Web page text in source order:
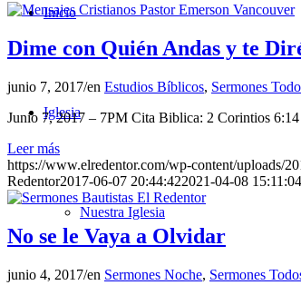
Inicio
Iglesia
Nuestra Iglesia
Dime con Quién Andas y te
junio 7, 2017/en Estudios Bíblicos, Sermones
Junio 7, 2017 – 7PM Cita Biblica: 2 Corintios
Leer más
https://www.elredentor.com/wp-content/uploads/
Redentor2017-06-07 20:44:422021-04-08 15:11:04
No se le Vaya a Olvidar
junio 4, 2017/en Sermones Noche, Sermones